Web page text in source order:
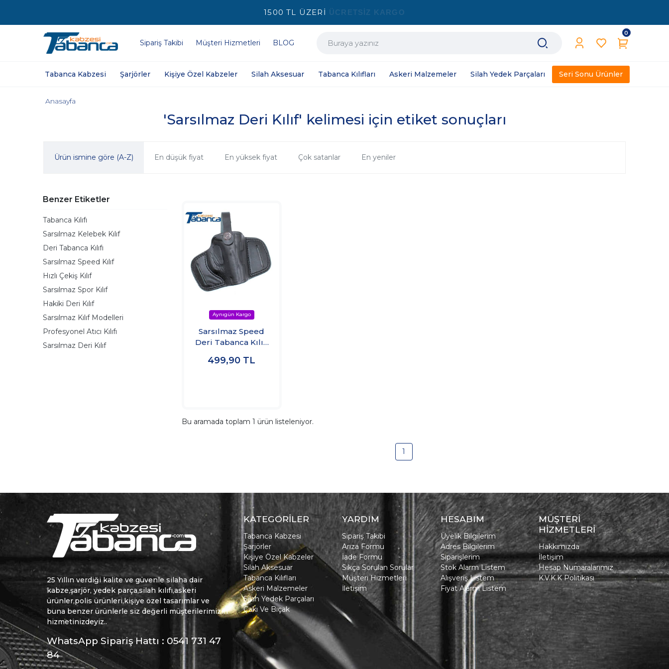
1500 TL ÜZERİ ÜCRETSİZ KARGO
Sipariş Takibi Müşteri Hizmetleri BLOG
0
Tabanca Kabzesi Şarjörler Kişiye Özel Kabzeler Silah Aksesuar Tabanca Kılıfları Askeri Malzemeler Silah Yedek Parçaları Seri Sonu Ürünler
'Sarsılmaz Deri Kılıf' kelimesi için etiket sonuçları
Anasayfa
Ürün ismine göre (A-Z) En düşük fiyat En yüksek fiyat Çok satanlar En yeniler
Benzer Etiketler
Tabanca Kılıfı
Sarsılmaz Kelebek Kılıf
Deri Tabanca Kılıfı
Sarsılmaz Speed Kılıf
Hızlı Çekiş Kılıf
Sarsılmaz Spor Kılıf
Hakiki Deri Kılıf
Sarsılmaz Kılıf Modelleri
Profesyonel Atıcı Kılıfı
Sarsılmaz Deri Kılıf
Sarsılmaz Speed
Deri Tabanca Kılıfı
499,90 TL
Bu aramada toplam 1 ürün listeleniyor.
1
25 Yıllın verdiği kalite ve güvenle silaha dair
kabze,şarjör, yedek parça,silah kılıfı,askeri
ürünler,polis ürünleri,kişiye özel tasarımlar ve
buna benzer ürünlerle siz değerli müşterilerimizin
hizmetinizdeyiz..
WhatsApp Sipariş Hattı : 0541 731 47
84
KATEGORİLER
Tabanca Kabzesi
Şarjörler
Kişiye Özel Kabzeler
Silah Aksesuar
Tabanca Kılıfları
Askeri Malzemeler
Silah Yedek Parçaları
Çakı Ve Bıçak
YARDIM
Sipariş Takibi
Arıza Formu
İade Formu
Sıkça Sorulan Sorular
Müşteri Hizmetleri
İletişim
HESABIM
Üyelik Bilgilerim
Adres Bilgilerim
Siparişlerim
Stok Alarm Listem
Alışveriş Listem
Fiyat Alarm Listem
MÜŞTERİ
HİZMETLERİ
Hakkımızda
İletişim
Hesap Numaralarımız
K.V.K.K Politikası